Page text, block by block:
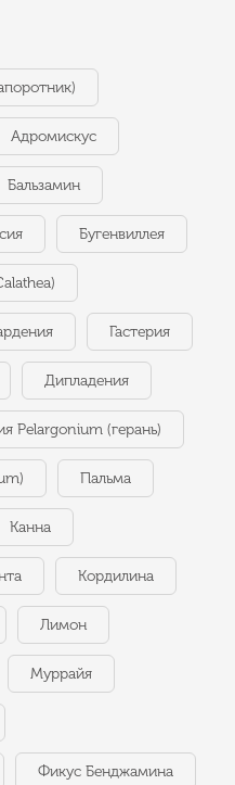
Адромискус
Бальзамин
Бугенвиллея
Гастерия
Дипладения
Pelargonium (герань)
Пальма
Канна
Кордилина
Лимон
Муррайя
Фикус Бенджамина